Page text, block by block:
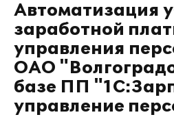
Автоматизация
заработной
управления
ОАО
базе ПП
управление